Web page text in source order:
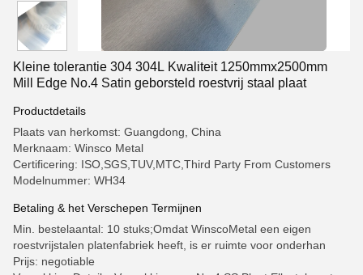
Kleine tolerantie 304 304L Kwaliteit 1250mmx2500mm
Mill Edge No.4 Satin geborsteld roestvrij staal plaat
Productdetails
Plaats van herkomst: Guangdong, China
Merknaam: Winsco Metal
Certificering: ISO,SGS,TUV,MTC,Third Party From Customers
Modelnummer: WH34
Betaling & het Verschepen Termijnen
Min. bestelaantal: 10 stuks;Omdat WinscoMetal een eigen
roestvrijstalen platenfabriek heeft, is er ruimte voor onderhan
Prijs: negotiable